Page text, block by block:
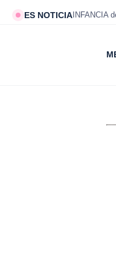
ES NOTICIA INFANCIA